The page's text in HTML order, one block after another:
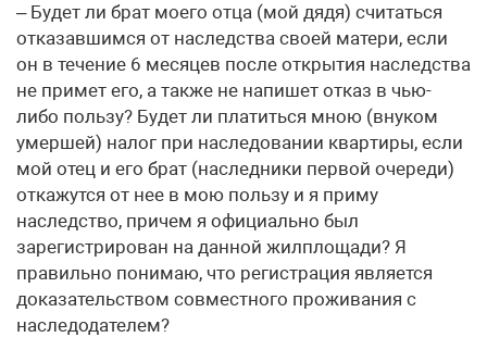
– Будет ли брат моего отца (мой дядя) считаться
отказавшимся от наследства своей матери, если
он в течение 6 месяцев после открытия наследства
не примет его, а также не напишет отказ в чью-
либо пользу? Будет ли платиться мною (внуком
умершей) налог при наследовании квартиры, если
мой отец и его брат (наследники первой очереди)
откажутся от нее в мою пользу и я приму
наследство, причем я официально был
зарегистрирован на данной жилплощади? Я
правильно понимаю, что регистрация является
доказательством совместного проживания с
наследодателем?